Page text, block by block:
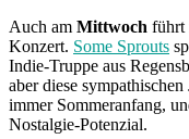
Auch am Mittwoch führt
Konzert. Some Sprouts
Indie-Truppe aus
aber diese
immer Sommeranfang,
Nostalgie-Potenzial.